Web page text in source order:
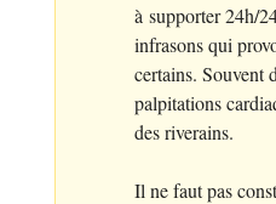
à supporter 24h/
infrasons qui
certains. Souvent
palpitations
des riverains.
Il ne faut pas